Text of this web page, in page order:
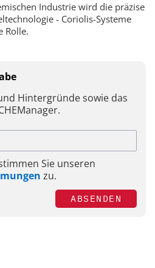
Industrie wird die präzise
- Coriolis-Systeme
Rolle.
Hintergründe sowie das
Sie unseren
zu.
ABSENDEN